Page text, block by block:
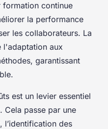
formation continue
la performance
les collaborateurs. La
l'adaptation aux
garantissant
est un levier essentiel
Cela passe par une
l’identification des